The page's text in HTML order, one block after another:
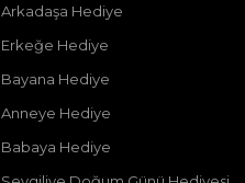
Arkadaşa Hediye
Erkeğe Hediye
Bayana Hediye
Anneye Hediye
Babaya Hediye